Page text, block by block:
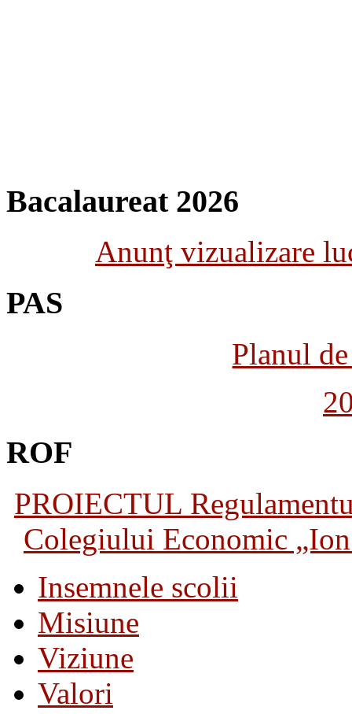
Bacalaureat 2026
Anunţ vizualizare
PAS
Planul
ROF
PROIECTUL
Colegiului Economic
Insemnele scolii
Misiune
Viziune
Valori